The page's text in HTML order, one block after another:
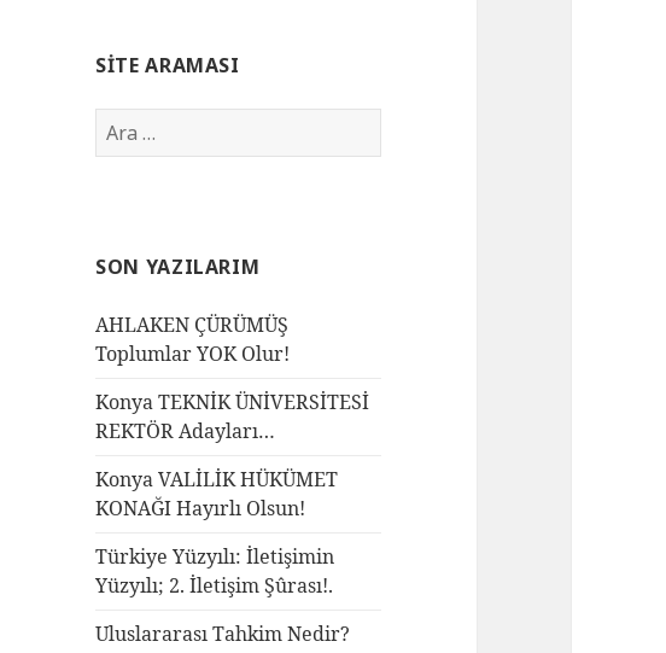
SITE ARAMASI
SON YAZILARIM
AHLAKEN ÇÜRÜMÜŞ
Toplumlar YOK Olur!
Konya TEKNİK ÜNİVERSİTESİ
REKTÖR Adayları…
Konya VALİLİK HÜKÜMET
KONAĞI Hayırlı Olsun!
Türkiye Yüzyılı: İletişimin
Yüzyılı; 2. İletişim Şûrası!.
Uluslararası Tahkim Nedir?